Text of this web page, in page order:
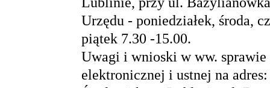
Urzędu - poniedziałek, środa,
piątek 7.30 -15.00.
Uwagi i wnioski w ww. sprawie
elektronicznej i ustnej na